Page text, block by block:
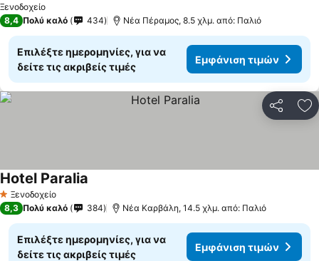
Ξενοδοχείο
8,4 Πολύ καλό 434 Νέα Πέραμος, 8.5 χλμ. από: Παλιό
Επιλέξτε ημερομηνίες, για να
δείτε τις ακριβείς τιμές
Εμφάνιση τιμών
1 Αστέρια
Ξενοδοχείο
Hotel Paralia
8,3 Πολύ καλό 384 Νέα Καρβάλη, 14.5 χλμ. από: Παλιό
Επιλέξτε ημερομηνίες, για να
δείτε τις ακριβείς τιμές
Εμφάνιση τιμών